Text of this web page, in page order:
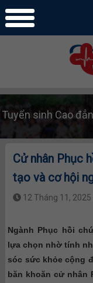
Tuyển sinh Cao
Cử nhân Phục
tạo và cơ hội
12 Tháng 11, 2025 |
Ngành Phục hồi
lựa chọn nhờ tính
sóc sức khỏe cộng
băn khoăn cử nhân